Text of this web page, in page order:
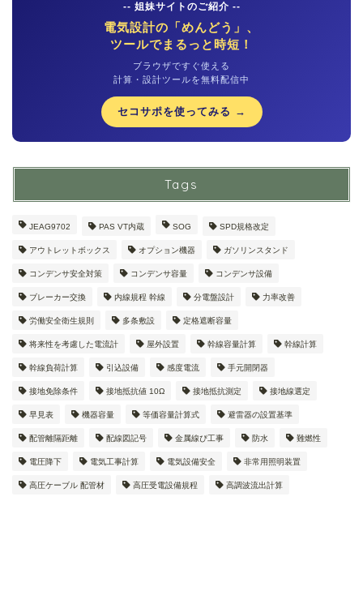
-- 姐妹サイトのご紹介 --
電気設計の「めんどう」、
ツールでまるっと時短！
ブラウザですぐ使える
計算・設計ツールを無料配信中
セコサポを使ってみる →
Tags
JEAG9702 PAS VT内蔵 SOG SPD規格改定
アウトレットボックス オプション機器 ガソリンスタンド
コンデンサ安全対策 コンデンサ容量 コンデンサ設備
ブレーカー交換 内線規程 幹線 分電盤設計 力率改善
労働安全衛生規則 多条敷設 定格遮断容量
将来性を考慮した電流計 屋外設置 幹線容量計算 幹線計算
幹線負荷計算 引込設備 感度電流 手元開閉器
接地免除条件 接地抵抗値 10Ω 接地抵抗測定 接地線選定
早見表 機器容量 等価容量計算式 避雷器の設置基準
配管離隔距離 配線図記号 金属線ぴ工事 防水 難燃性
電圧降下 電気工事計算 電気設備安全 非常用照明装置
高圧ケーブル 配管材 高圧受電設備規程 高調波流出計算